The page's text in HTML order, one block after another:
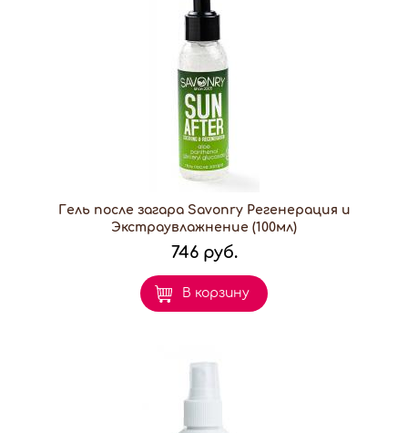
Гель после загара Savonry Регенерация и
Экстраувлажнение (100мл)
746 руб.
В корзину